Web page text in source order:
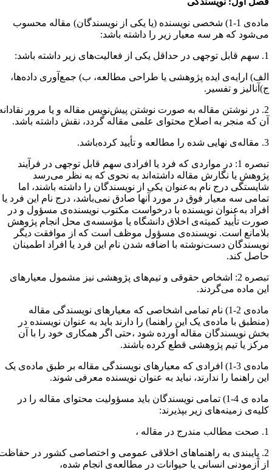
ماده‌ی 1-1) شخصی نویسنده (یا یکی از نویسندگان) مقاله محسوب
که هر سه معیار زیر را داشته باشد:
ارایه‌ی ایده پژوهشی یا طراحی مطالعه، ب) جمع‌آوری داده‌ها،
و تفسیر.
2. در نوشتن مقاله به صورت نوشتن پیش‌نویس مقاله و یا مرور نقادانه
که منجر به اصلاح محتوای علمی مقاله گردد، نقش داشته باشد.
تبصره 1:‌ در مواردی که فرد یا افرادی سهم قابل توجهی در فرآیند
یا نگارش مقاله داشته‌اند به نحوی که به نظر می‌رسد
درج نام به‌عنوان یکی از نویسندگان را داشته باشند، اما
سه معیار فوق در مورد آنها صادق نمی‌باشد، درج نام این فرد یا
به‌عنوان نویسنده با درخواست مکتوب نویسنده‌ی مسؤول و در
تأیید کمیته‌ی اخلاق دانشگاه یا مؤسسه‌ی محل انجام پژوهش
است. نویسنده‌ی مسؤول موظف است که از موافقت دیگر
دست‌نوشته با اضافه شدن نام این فرد یا افراد اطمینان
کند.
تبصره 2:‌ اشخاص حقوقی و تیم‌‌های پژوهشی نیز مشمول معیارهای
ماده می‌گردند.
ماده‌ی 2-1) نام تمامی اشخاصی که معیارهای نویسندگی مقاله
با ماده‌ی یک این راهنما) را دارند باید به عنوان نویسنده در
نویسندگان مقاله آورده شود ،حتی اگر همکاری خود را با آن
یا تیم پژوهشی قطع کرده باشند.
ماده‌ی 3-1) افرادی که معیارهای نویسندگی مقاله بر طبق ماده‌‌ی یک
راهنما را ندارند، نباید به عنوان نویسنده معرفی شوند.
ماده ی 4-1) تمامی نویسندگان باید مسؤولیت محتوای مقاله را در
زمینه‌های زیر بپذیرند:
2. پایبندی به راهنماهای اخلاقی عمومی و اختصاصی کشور در حفاظت
آزمودنی انسانی یا حیوانات در مطالعه‌ی انجام شده،